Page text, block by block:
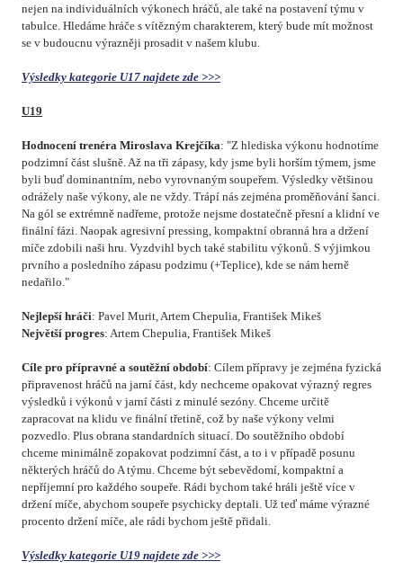
nejen na individuálních výkonech hráčů, ale také na postavení týmu v
tabulce. Hledáme hráče s vítězným charakterem, který bude mít možnost
se v budoucnu výrazněji prosadit v našem klubu.
Výsledky kategorie U17 najdete zde >>>
U19
Hodnocení trenéra Miroslava Krejčíka: "Z hlediska výkonu hodnotíme
podzimní část slušně. Až na tři zápasy, kdy jsme byli horším týmem, jsme
byli buď dominantním, nebo vyrovnaným soupeřem. Výsledky většinou
odrážely naše výkony, ale ne vždy. Trápí nás zejména proměňování šanci.
Na gól se extrémně nadřeme, protože nejsme dostatečně přesní a klidní ve
finální fázi. Naopak agresivní pressing, kompaktní obranná hra a držení
míče zdobili naši hru. Vyzdvihl bych také stabilitu výkonů. S výjimkou
prvního a posledního zápasu podzimu (+Teplice), kde se nám herně
nedařilo."
Nejlepší hráči: Pavel Murit, Artem Chepulia, František Mikeš
Největší progres: Artem Chepulia, František Mikeš
Cíle pro přípravné a soutěžní období: Cílem přípravy je zejména fyzická
připravenost hráčů na jarní část, kdy nechceme opakovat výrazný regres
výsledků i výkonů v jarní části z minulé sezóny. Chceme určitě
zapracovat na klidu ve finální třetině, což by naše výkony velmi
pozvedlo. Plus obrana standardních situací. Do soutěžního období
chceme minimálně zopakovat podzimní část, a to i v případě posunu
některých hráčů do A týmu. Chceme být sebevědomí, kompaktní a
nepříjemní pro každého soupeře. Rádi bychom také hráli ještě více v
držení míče, abychom soupeře psychicky deptali. Už teď máme výrazné
procento držení míče, ale rádi bychom ještě přidali.
Výsledky kategorie U19 najdete zde >>>